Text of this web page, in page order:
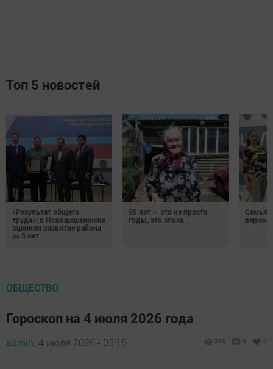
Топ 5 новостей
«Результат общего
труда»: в Новошешминске
оценили развитие района
за 5 лет
95 лет — это не просто
годы, это эпоха
Семья
ОБЩЕСТВО
Гороскоп на 4 июля 2026 года
admin, 4 июля 2026 - 05:15 388 0 0